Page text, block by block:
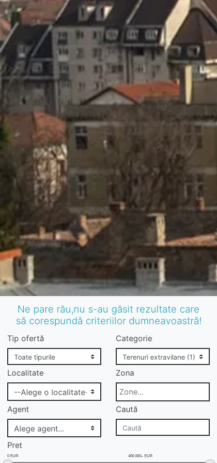
Ne pare rău,nu s-au găsit rezultate care
să corespundă criteriilor dumneavoastră!
Tip ofertă Categorie
Localitate Zona
Agent Caută
Pret
0 EUR 400.000+ EUR